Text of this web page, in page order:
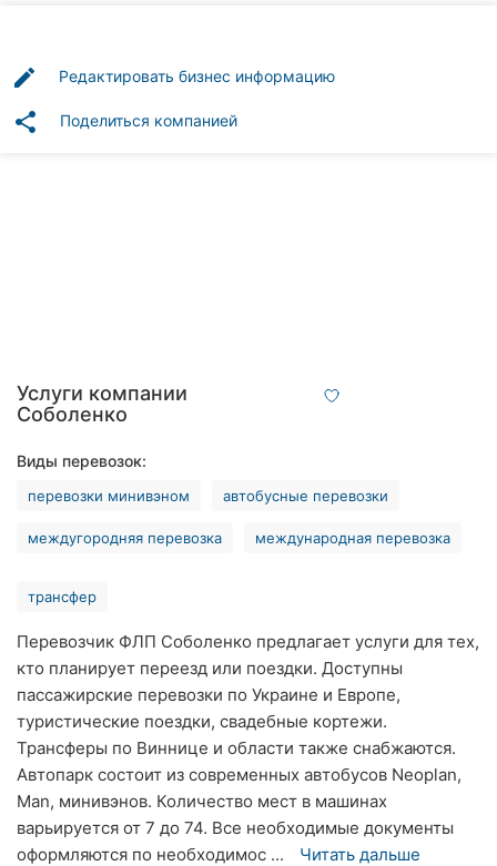
рубрики
Тернополь
Хмельницкий
Киев
Харьков
Запорожье
Днепр
Львов
edit Редактировать бизнес информацию
share Поделиться компанией
Услуги компании
Соболенко
Виды перевозок:
перевозки минивэном автобусные перевозки
междугородняя перевозка международная перевозка
трансфер
Перевозчик ФЛП Соболенко предлагает услуги для тех,
кто планирует переезд или поездки. Доступны
пассажирские перевозки по Украине и Европе,
туристические поездки, свадебные кортежи.
Трансферы по Виннице и области также снабжаются.
Автопарк состоит из современных автобусов Neoplan,
Man, минивэнов. Количество мест в машинах
варьируется от 7 до 74. Все необходимые документы
оформляются по необходимос ...
Читать дальше